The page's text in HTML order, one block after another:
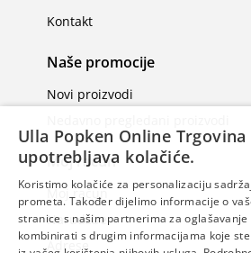
Kontakt
Naše promocije
Novi proizvodi
Moj račun
Moj račun
Narudžbe
Adrese
Ulla Popken Online Trgovina
upotrebljava kolačiće.
Koristimo kolačiće za personalizaciju
prometa. Također dijelimo informacije o
stranice s našim partnerima za
kombinirati s drugim informacijama koje